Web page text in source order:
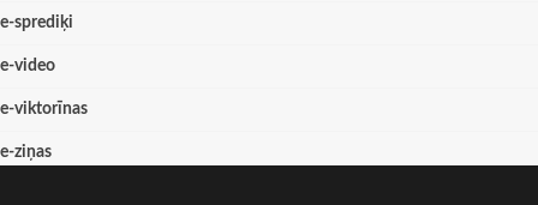
e-sprediķi
e-video
e-viktorīnas
e-ziņas